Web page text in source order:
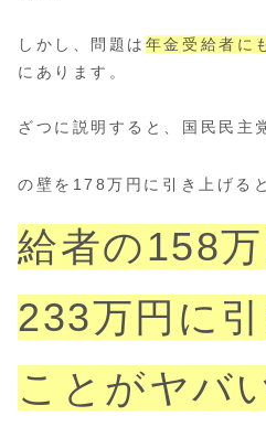
しかし、問題は 年金受給者に
にあります。
ざつに説明すると、国民民主
の壁を178万円に引き上げる
給者の158
233万円に
ことがヤバ